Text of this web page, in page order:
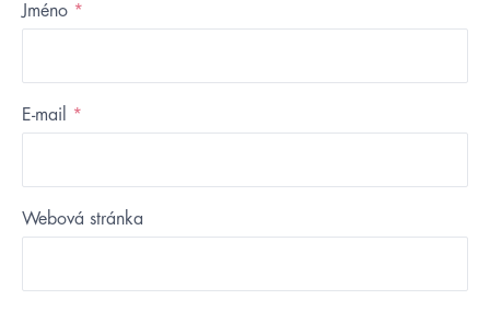
Jméno *
E-mail *
Webová stránka